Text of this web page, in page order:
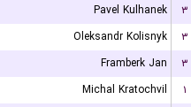
Pavel Kulhanek
۳
Oleksandr Kolisnyk
۳
Framberk Jan
۳
Michal Kratochvil
۱